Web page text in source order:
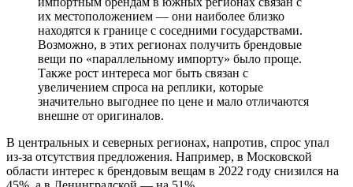
их местоположением — они наиболее близко
находятся к границе с соседними государствами.
Возможно, в этих регионах получить брендовые
вещи по «параллельному импорту» было проще.
Также рост интереса мог быть связан с
увеличением спроса на реплики, которые
значительно выгоднее по цене и мало отличаются
внешне от оригиналов.
В центральных и северных регионах, напротив, спрос упал
из-за отсутствия предложения. Например, в Московской
области интерес к брендовым вещам в 2022 году снизился на